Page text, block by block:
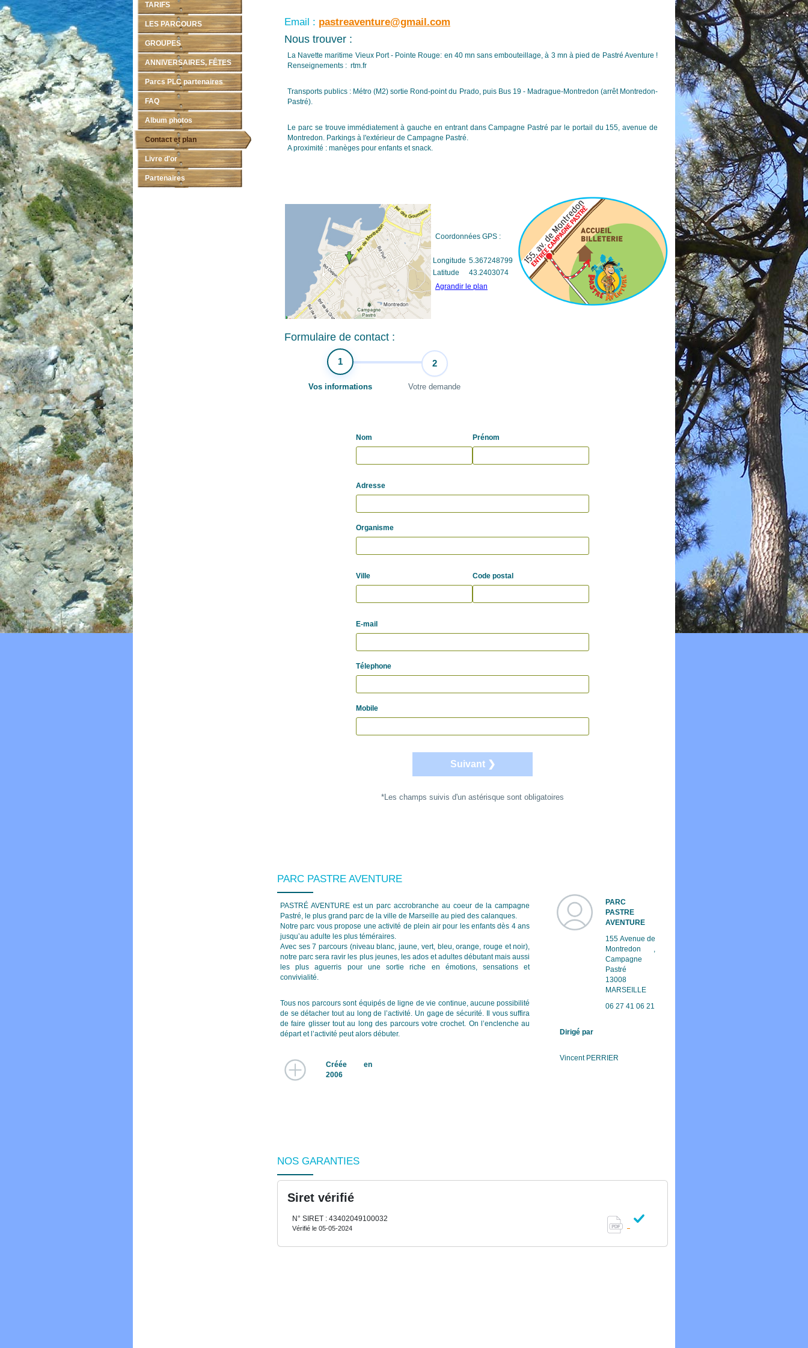
TARIFS
LES PARCOURS
GROUPES
ANNIVERSAIRES, FÊTES
Parcs PLC partenaires
FAQ
Album photos
Contact et plan
Livre d'or
Partenaires
Email : pastreaventure@gmail.com
Nous trouver :
La Navette maritime Vieux Port - Pointe Rouge: en 40 mn sans embouteillage, à 3 mn à pied de Pastré Aventure !
Renseignements : rtm.fr
Transports publics : Métro (M2) sortie Rond-point du Prado, puis Bus 19 - Madrague-Montredon (arrêt Montredon-
Pastré).
Le parc se trouve immédiatement à gauche en entrant dans Campagne Pastré par le portail du 155, avenue de
Montredon. Parkings à l'extérieur de Campagne Pastré.
A proximité : manèges pour enfants et snack.
Coordonnées GPS :
Longitude 5.367248799
Latitude
43.2403074
Agrandir le plan
Formulaire de contact :
1
Vos informations
2
Votre demande
Nom Prénom
Adresse
Organisme
Ville Code postal
E-mail
Télephone
Mobile
Suivant ❯
*Les champs suivis d'un astérisque sont obligatoires
PARC
PASTRE
AVENTURE
155 Avenue de
Montredon ,
Campagne
Pastré
13008
MARSEILLE
06 27 41 06 21
Dirigé par
Vincent PERRIER
PARC PASTRE AVENTURE
PASTRÉ AVENTURE est un parc accrobranche au coeur de la campagne
Pastré, le plus grand parc de la ville de Marseille au pied des calanques.
Notre parc vous propose une activité de plein air pour les enfants dès 4 ans
jusqu’au adulte les plus téméraires.
Avec ses 7 parcours (niveau blanc, jaune, vert, bleu, orange, rouge et noir),
notre parc sera ravir les plus jeunes, les ados et adultes débutant mais aussi
les plus aguerris pour une sortie riche en émotions, sensations et
convivialité.
Tous nos parcours sont équipés de ligne de vie continue, aucune possibilité
de se détacher tout au long de l’activité. Un gage de sécurité. Il vous suffira
de faire glisser tout au long des parcours votre crochet. On l’enclenche au
départ et l’activité peut alors débuter.
Créée en
2006
NOS GARANTIES
Siret vérifié
N° SIRET : 43402049100032
Vérifié le 05-05-2024